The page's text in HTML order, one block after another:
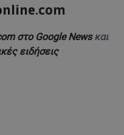
στο Google Newsκαι
ειδήσεις